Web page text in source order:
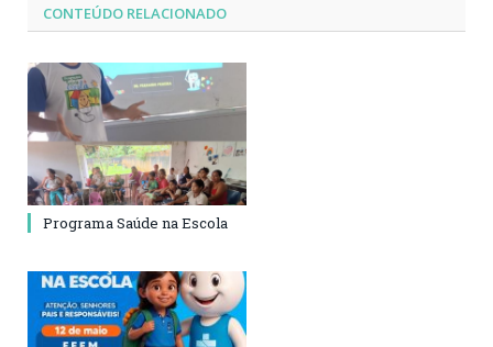
CONTEÚDO RELACIONADO
Programa Saúde na Escola